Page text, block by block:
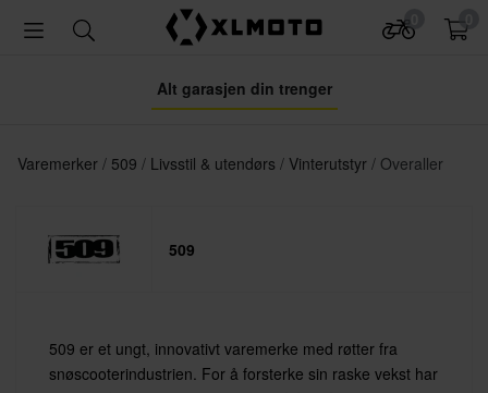
Alt garasjen din trenger
Varemerker 509 Livsstil & utendørs Vinterutstyr Overaller
509
509 er et ungt, innovativt varemerke med røtter fra
snøscooterindustrien. For å forsterke sin raske vekst har